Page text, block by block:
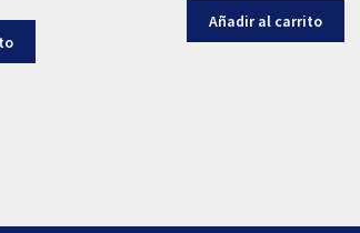
Añadir al carrito